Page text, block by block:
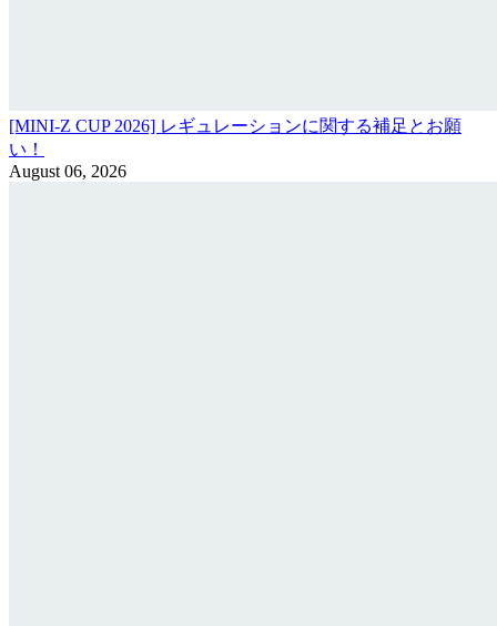
[MINI-Z CUP 2026] レギュレーションに関する補足とお願
い！
August 06, 2026